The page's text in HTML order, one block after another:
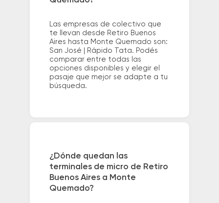
Las empresas de colectivo que
te llevan desde Retiro Buenos
Aires hasta Monte Quemado son:
San José | Rápido Tata. Podés
comparar entre todas las
opciones disponibles y elegir el
pasaje que mejor se adapte a tu
búsqueda.
¿Dónde quedan las
terminales de micro de Retiro
Buenos Aires a Monte
Quemado?